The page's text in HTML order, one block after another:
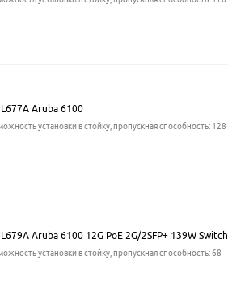
Aruba 6100
установки в стойку, пропускная способность: 128
Aruba 6100 12G PoE 2G/2SFP+ 139W Switch
установки в стойку, пропускная способность: 68